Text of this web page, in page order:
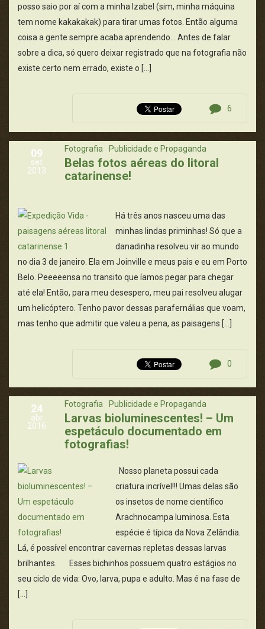
posso saio por aí com a minha Izabel (sim, minha máquina
tem nome kakakakak) para tirar umas fotos. Então alguma
coisa a gente sempre acaba aprendendo... Antes de falar
sobre a dica, só quero deixar registrado que na fotografia não
existe certo nem errado, existe o […]
6
09
set
2013
Fotografia Publicidade e Propaganda
Belas fotos aéreas do litoral
catarinense!
Há três anos nasceu uma das
minhas lindas priminhas! Só que a
danadinha resolveu vir ao mundo
no dia 3 de janeiro. Ela em Joinville e meus pais e eu em Porto
Belo. Peeeeensa no transito que íamos pegar para chegar
até ela! Então, para meu desespero, meu pai resolveu alugar
um helicóptero. Tenho pavor dessas parafernálias que voam,
mas tenho que admitir que valeu a pena, as paisagens […]
0
24
abr
2016
Fotografia Publicidade e Propaganda
Larvas bioluminescentes! – Um
espetáculo documentado em
fotografias!
Nosso planeta possui cada
criatura incrível!!! Umas delas são
os insetos de nome científico
Arachnocampa luminosa. Esta
espécie é típica da Nova Zelândia.
Lá, é possível encontrar cavernas repletas dessas larvas
brilhantes. Esses bichinhos possuem quatro estágios no
seu ciclo de vida: Ovo, larva, pupa e adulto. Mas é na fase de
[…]